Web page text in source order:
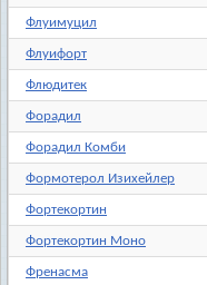
Флуимуцил
Флуифорт
Флюдитек
Форадил
Форадил Комби
Формотерол Изихейлер
Фортекортин
Фортекортин Моно
Френасма